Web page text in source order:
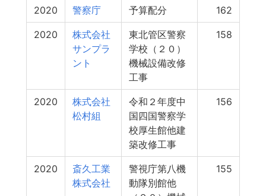
2020 警察庁 予算配分 162
2020
株式会社
サンプラ
ント
東北管区警察
学校（２０）
機械設備改修
工事
158
2020
株式会社
松村組
令和２年度中
国四国警察学
校厚生館他建
築改修工事
156
2020
斎久工業
株式会社
警視庁第八機
動隊別館他
155